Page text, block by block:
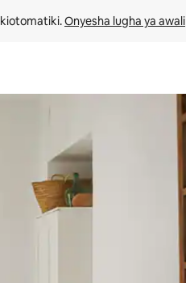
Onyesha lugha ya awali